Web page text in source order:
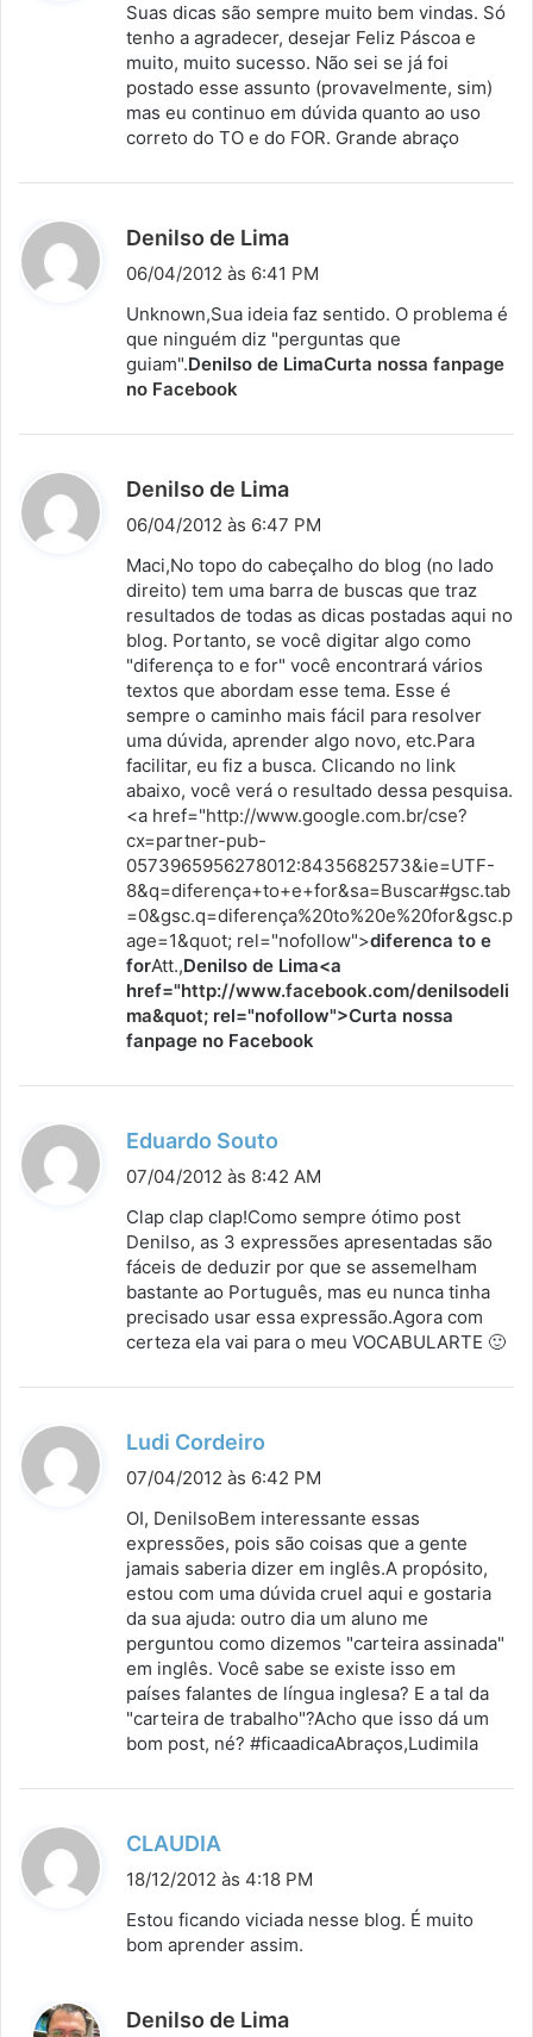
s
e
:
Suas dicas são sempre muito bem vindas. Só
tenho a agradecer, desejar Feliz Páscoa e
muito, muito sucesso. Não sei se já foi
postado esse assunto (provavelmente, sim)
mas eu continuo em dúvida quanto ao uso
correto do TO e do FOR. Grande abraço
Denilso de Lima
i
s
e
06/04/2012 às 6:41 PM
Unknown,Sua ideia faz sentido. O problema é
que ninguém diz "perguntas que
guiam".Denilso de LimaCurta nossa fanpage
no Facebook
Denilso de Lima
s
e
:
06/04/2012 às 6:47 PM
Maci,No topo do cabeçalho do blog (no lado
direito) tem uma barra de buscas que traz
resultados de todas as dicas postadas aqui no
blog. Portanto, se você digitar algo como
"diferença to e for" você encontrará vários
textos que abordam esse tema. Esse é
sempre o caminho mais fácil para resolver
uma dúvida, aprender algo novo, etc.Para
facilitar, eu fiz a busca. Clicando no link
abaixo, você verá o resultado dessa pesquisa.
<a href="http://www.google.com.br/cse?
cx=partner-pub-
0573965956278012:8435682573&ie=UTF-
8&q=diferença+to+e+for&sa=Buscar#gsc.tab
=0&gsc.q=diferença%20to%20e%20for&gsc.p
age=1&quot; rel="nofollow">diferenca to e
forAtt.,Denilso de Lima<a
href="http://www.facebook.com/denilsodeli
ma&quot; rel="nofollow">Curta nossa
fanpage no Facebook
Eduardo Souto
i
s
e
:
07/04/2012 às 8:42 AM
Clap clap clap!Como sempre ótimo post
Denilso, as 3 expressões apresentadas são
fáceis de deduzir por que se assemelham
bastante ao Português, mas eu nunca tinha
precisado usar essa expressão.Agora com
certeza ela vai para o meu VOCABULARTE 🙂
Ludi Cordeiro
i
s
e
:
07/04/2012 às 6:42 PM
OI, DenilsoBem interessante essas
expressões, pois são coisas que a gente
jamais saberia dizer em inglês.A propósito,
estou com uma dúvida cruel aqui e gostaria
da sua ajuda: outro dia um aluno me
perguntou como dizemos "carteira assinada"
em inglês. Você sabe se existe isso em
países falantes de língua inglesa? E a tal da
"carteira de trabalho"?Acho que isso dá um
bom post, né? #ficaadicaAbraços,Ludimila
CLAUDIA
i
s
18/12/2012 às 4:18 PM
Estou ficando viciada nesse blog. É muito
bom aprender assim.
Denilso de Lima